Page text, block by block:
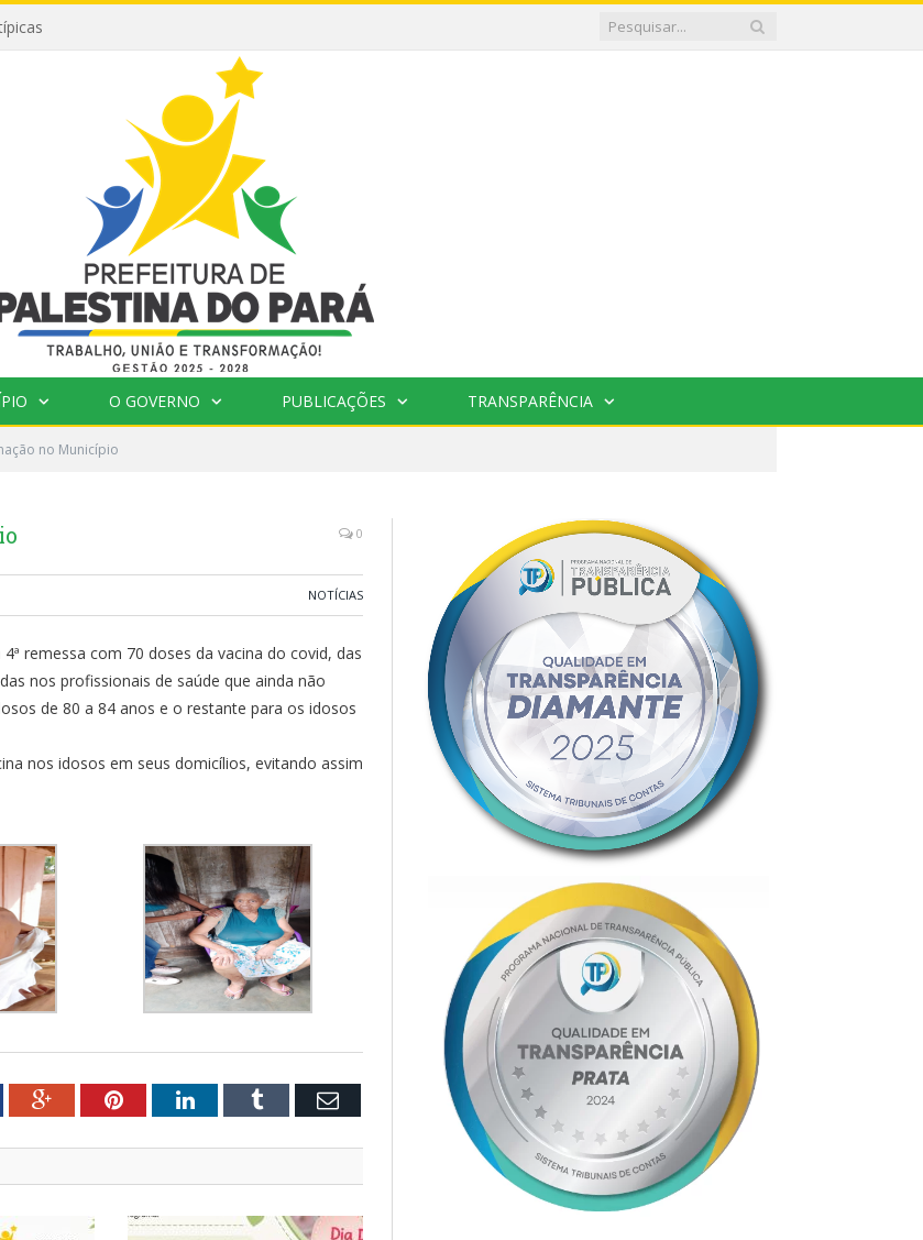
O GOVERNO PUBLICAÇÕES TRANSPARÊNCIA
no Município
0
NOTÍCIAS
remessa com 70 doses da vacina do covid, das
nos profissionais de saúde que ainda não
de 80 a 84 anos e o restante para os idosos
nos idosos em seus domicílios, evitando assim
Google+PinterestLinkedInTumblr Email